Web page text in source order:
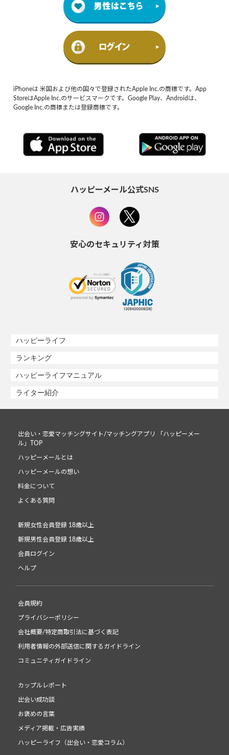
iPhoneは 米国および他の国々で登録されたApple Inc.の商標です。App
StoreはApple Inc.のサービスマークです。Google Play、Androidは、
Google Inc.の商標または登録商標です。
ハッピーメール公式SNS
安心のセキュリティ対策
ハッピーライフ
ランキング
ハッピーライフマニュアル
ライター紹介
出会い・恋愛マッチングサイト/マッチングアプリ 「ハッピーメー
ル」TOP
ハッピーメールとは
ハッピーメールの想い
料金について
よくある質問
新規女性会員登録 18歳以上
新規男性会員登録 18歳以上
会員ログイン
ヘルプ
会員規約
プライバシーポリシー
会社概要/特定商取引法に基づく表記
利用者情報の外部送信に関するガイドライン
コミュニティガイドライン
カップルレポート
出会い成功談
お褒めの言葉
メディア掲載・広告実績
ハッピーライフ（出会い・恋愛コラム）